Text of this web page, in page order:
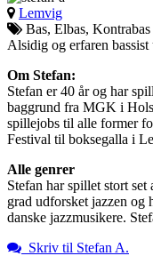
Lemvig
Bas, Elbas, Kontrabas
Alsidig og erfaren
Om Stefan:
Stefan er 40 år og har
baggrund fra MGK i
spillejobs til alle former
Festival til boksegalla i
Alle genrer
Stefan har spillet stort
grad udforsket jazzen og
danske jazzmusikere.
Skriv til Stefan A.